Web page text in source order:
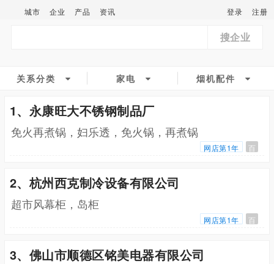
城市 企业 产品 资讯 登录 注册
搜企业
关系分类 家电 烟机配件
1、永康旺大不锈钢制品厂
免火再煮锅，妇乐透，免火锅，再煮锅
网店第1年 百
2、杭州西克制冷设备有限公司
超市风幕柜，岛柜
网店第1年 百
3、佛山市顺德区铭美电器有限公司